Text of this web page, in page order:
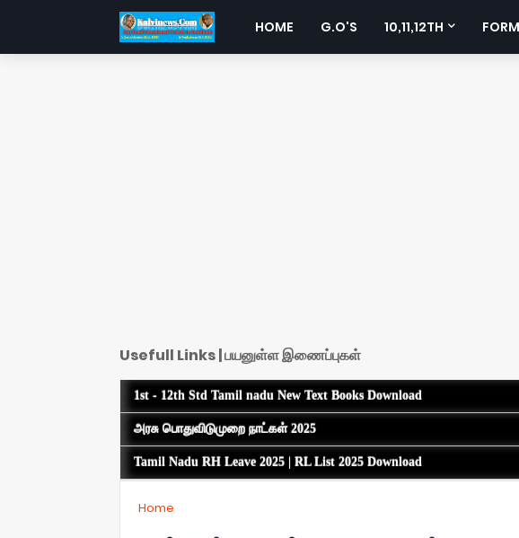
HOME G.O'S 10,11,12TH
Usefull Links | பயனுள்ள இணைப்புகள்
1st - 12th Std Tamil nadu New Text Books Download
அரசு பொதுவிடுமுறை நாட்கள் 2025
Tamil Nadu RH Leave 2025 | RL List 2025 Download
Home